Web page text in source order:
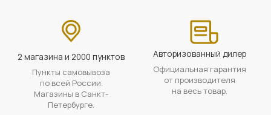
2 магазина и 2000 пунктов
Пункты самовывоза
по всей России.
Магазины в Санкт-
Петербурге.
Авторизованный дилер
Официальная гарантия
от производителя
на весь товар.